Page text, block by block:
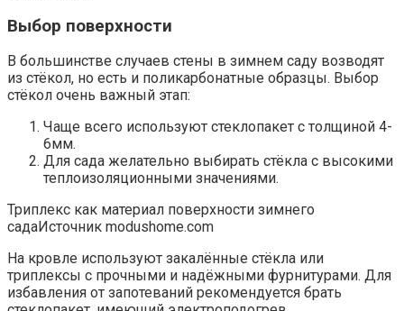
Выбор поверхности
В большинстве случаев стены в зимнем саду возводят
из стёкол, но есть и поликарбонатные образцы. Выбор
стёкол очень важный этап:
Чаще всего используют стеклопакет с толщиной 4-
6мм.
Для сада желательно выбирать стёкла с высокими
теплоизоляционными значениями.
Триплекс как материал поверхности зимнего
садаИсточник modushome.com
На кровле используют закалённые стёкла или
триплексы с прочными и надёжными фурнитурами. Для
избавления от запотеваний рекомендуется брать